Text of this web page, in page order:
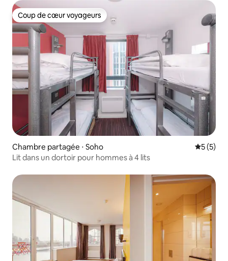
Coup de cœur voyageurs
Coup de cœur voyageurs
Chambre partagée ⋅ Soho
5 (5)
Lit dans un dortoir pour hommes à 4 lits